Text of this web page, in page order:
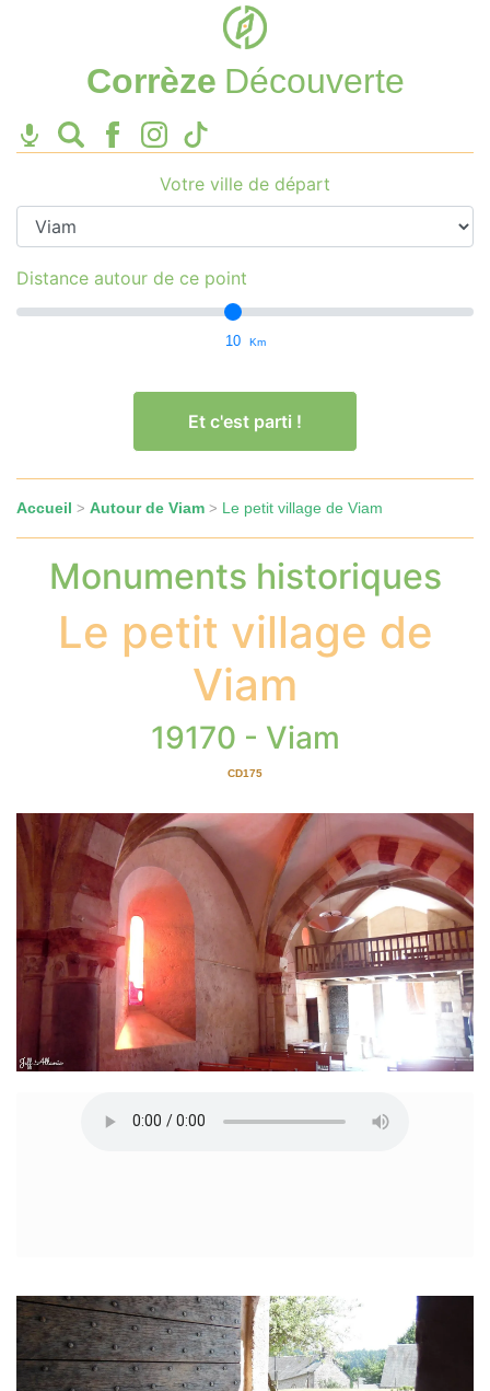
Corrèze Découverte
Votre ville de départ
Distance autour de ce point
10 Km
Et c'est parti !
Accueil > Autour de Viam > Le petit village de Viam
Monuments historiques
Le petit village de
Viam
19170 - Viam
CD175